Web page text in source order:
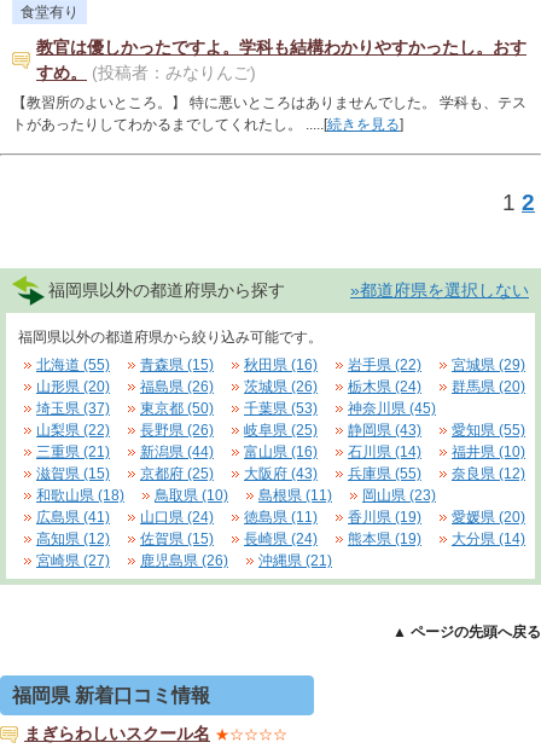
食堂有り
教官は優しかったですよ。学科も結構わかりやすかったし。おす
すめ。
(投稿者：みなりんご)
【教習所のよいところ。】 特に悪いところはありませんでした。 学科も、テス
トがあったりしてわかるまでしてくれたし。 .....[続きを見る]
1 2
福岡県以外の都道府県から探す »都道府県を選択しない
福岡県以外の都道府県から絞り込み可能です。
北海道 (55)
青森県 (15) 秋田県 (16) 岩手県 (22)
宮城県 (29)
山形県 (20)
福島県 (26) 茨城県 (26) 栃木県 (24)
群馬県 (20)
埼玉県 (37)
東京都 (50) 千葉県 (53)
神奈川県 (45)
山梨県 (22)
長野県 (26) 岐阜県 (25) 静岡県 (43)
愛知県 (55)
三重県 (21)
新潟県 (44) 富山県 (16) 石川県 (14)
福井県 (10)
滋賀県 (15)
京都府 (25) 大阪府 (43) 兵庫県 (55)
奈良県 (12)
和歌山県 (18)
鳥取県 (10) 島根県 (11)
岡山県 (23)
広島県 (41)
山口県 (24) 徳島県 (11) 香川県 (19)
愛媛県 (20)
高知県 (12)
佐賀県 (15) 長崎県 (24) 熊本県 (19)
大分県 (14)
宮崎県 (27)
鹿児島県 (26) 沖縄県 (21)
▲ ページの先頭へ戻る
福岡県 新着口コミ情報
まぎらわしいスクール名 ★☆☆☆☆